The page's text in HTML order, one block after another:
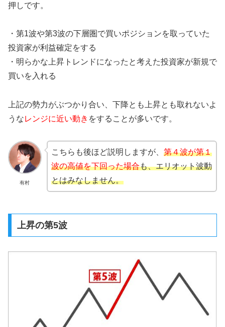
押しです。
・第1波や第3波の下層圏で買いポジションを取っていた
投資家が利益確定をする
・明らかな上昇トレンドになったと考えた投資家が新規で
買いを入れる
上記の勢力がぶつかり合い、下降とも上昇とも取れないよ
うなレンジに近い動き をすることが多いです。
有村
こちらも後ほど説明しますが、 第４波が第１
波の高値を下回った場合も、エリオット波動
とはみなしません。
上昇の第5波